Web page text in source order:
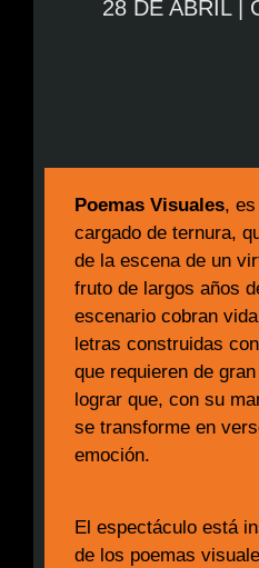
28 DE ABRIL |
Poemas Visuales,
cargado de ternura,
de la escena de un
fruto de largos años
escenario cobran
letras construidas
que requieren de
lograr que, con su
se transforme en
emoción.
El espectáculo está
de los poemas